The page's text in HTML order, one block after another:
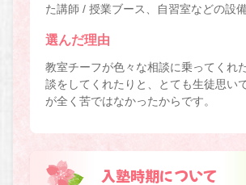
た講師 / 授業ブース、自習室などの設
選んだ理由
教室チーフが色々な相談に乗ってくれ
談をしてくれたりと、とても生徒思い
が全く苦ではなかったからです。
入塾時期について